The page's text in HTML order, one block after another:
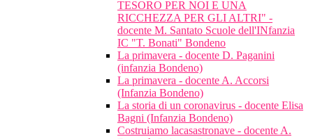
TESORO PER NOI E UNA
RICCHEZZA PER GLI ALTRI" -
docente M. Santato Scuole dell'INfanzia
IC "T. Bonati" Bondeno
La primavera - docente D. Paganini
(infanzia Bondeno)
La primavera - docente A. Accorsi
(Infanzia Bondeno)
La storia di un coronavirus - docente Elisa
Bagni (Infanzia Bondeno)
Costruiamo lacasastronave - docente A.